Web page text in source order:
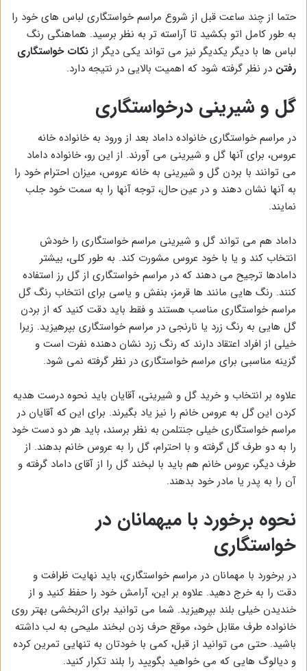
حتما از چند ساعت قبل از شروع مراسم خواستگاری لباس های خود را
به طور کامل اتو بکشید تا آراسته تر به نظر برسید. هماهنگی رنگ
لباس ها با دیگر یکدیگر نیز می تواند یکی دیگر از نکات خواستگاری
رفتن در نظر گرفته شود که اهمیت بالایی در نتیجه دارد.
گل و شیرینی درخواستگاری
در مراسم خواستگاری خانواده داماد بعد از ورود به خانواده خانه
عروس، برای آنها گل و شیرینی می آورند. از این رو، خانواده داماد
می توانند با بردن گل و شیرینی به خانه عروس، میزان احترام خود را
به آنها نشان دهند و در عین حال، توجه آنها را به سمت خود جلب
نمایند.
داماد هم می تواند گل و شیرینی مراسم خواستگاری را خودش
انتخاب کند و یا با خود عروس مشورت کند. به طور کلی، بیشتر
دامادها ترجیح می دهند که در مراسم خواستگاری از گل رز استفاده
کنند. رنگ هایی مانند ها قرمز، بنفش و یاسی برای انتخاب رنگ گل
مراسم خواستگاری مناسب هستند و فقط باید دقت کنید که از بردن
گل هایی به رنگ زرد یا نارنجی در مراسم خواستگاری بپرهیزید. زیرا
خیلی از افراد اعتقاد دارند که رنگ زرد نشان دهنده نفرت است و
گزینه مناسبی برای مراسم خواستگاری در نظر گرفته نمی شود.
علاوه بر انتخاب و خرید گل و شیرینی، آقایان باید نحوه درست هدیه
کردن این گل به عروس خانم را نیز یاد بگیرند. برای این که آقایان در
مراسم خواستگاری خیلی جنتلمن به نظر برسند، باید هر دو دست خود
را به دو طرف گل گرفته و با احترام، گل را به عروس خانم بدهند. از
طرف دیگر، عروس خانم هم باید با لبخند گل را از آقای داماد گرفته و
آن را به پدر یا مادر خود بدهند.
نحوه برخورد با میهمانان در
خواستگاری
در برخورد با مهمانان در مراسم خواستگاری، باید نهایت ظرافت و
دقت را به خرج دهید. علاوه بر این، آرامش خود را حفظ کنید و از
خندیدن خیلی بلند بپرهیزید. شما می توانید برای اثربخشی بهتر روی
خانواده طرف مقابل خود، موقع حرف زدن لبخند ملیحی به لب داشته
باشید. حتی می توانید از قبل، کمی با خودتان به تنهایی تمرین کرده
و دیالوگ هایی که می خواهید بگویید را بلند تکرار کنید.